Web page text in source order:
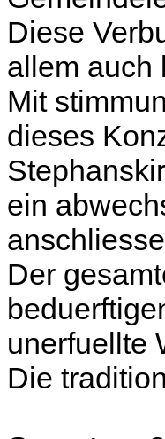
Diese
allem auch
Mit
dieses
ein
Der
unerfuellte
Die